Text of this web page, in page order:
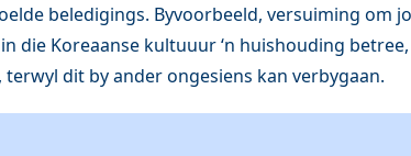
beledigings. Byvoorbeeld, versuiming om
die Koreaanse kultuuur ‘n huishouding
dit by ander ongesiens kan verbygaan.